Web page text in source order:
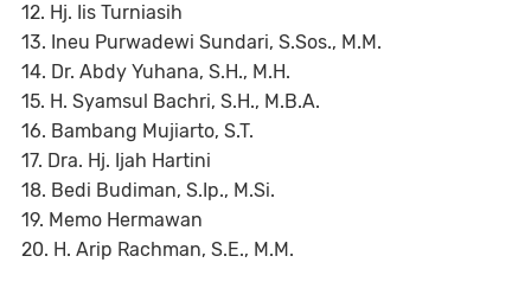
12. Hj. Iis Turniasih
13. Ineu Purwadewi Sundari, S.Sos., M.M.
14. Dr. Abdy Yuhana, S.H., M.H.
15. H. Syamsul Bachri, S.H., M.B.A.
16. Bambang Mujiarto, S.T.
17. Dra. Hj. Ijah Hartini
18. Bedi Budiman, S.Ip., M.Si.
19. Memo Hermawan
20. H. Arip Rachman, S.E., M.M.